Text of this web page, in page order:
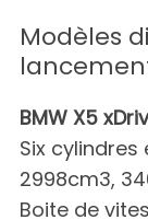
Modèles
BMW X5
Six
2998cm3,
Boite de